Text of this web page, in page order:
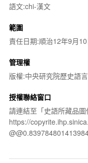
語文:chi-漢文
範圍
責任日期:順治12年9月10
管理權
版權:中央研究院歷史語
授權聯絡窗口
請連結至「史語所藏品
https://